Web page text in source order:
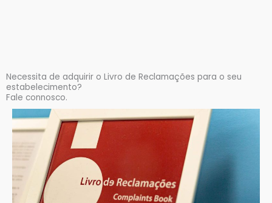
Necessita de adquirir o Livro de Reclamações para o seu
estabelecimento?
Fale connosco.